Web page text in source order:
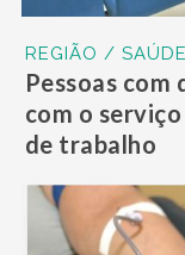
REGIÃO / SAÚDE
Pessoas
com o
de trabalho